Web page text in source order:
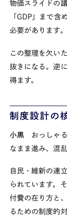
物価スライドの
「 GDP 」まで含
必要があります。
この整理を欠い
抜きになる。逆
得ます。
制度設計の
小黒 おっしゃる
なまま進み、混
自民・維新の連
られています。
付費の在り方と
るための制度的